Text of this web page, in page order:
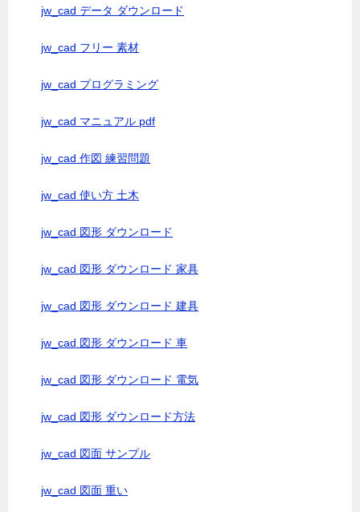
jw_cad データ ダウンロード
jw_cad フリー 素材
jw_cad プログラミング
jw_cad マニュアル pdf
jw_cad 作図 練習問題
jw_cad 使い方 土木
jw_cad 図形 ダウンロード
jw_cad 図形 ダウンロード 家具
jw_cad 図形 ダウンロード 建具
jw_cad 図形 ダウンロード 車
jw_cad 図形 ダウンロード 電気
jw_cad 図形 ダウンロード方法
jw_cad 図面 サンプル
jw_cad 図面 重い